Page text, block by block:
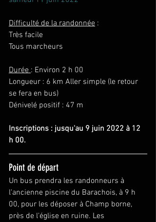
Difficulté de la randonnée :
Très facile
Tous marcheurs
Durée : Environ 2 h 00
Longueur : 6 km Aller simple (le retour
se fera en bus)
Dénivelé positif : 47 m
Inscriptions : jusqu'au 9 juin 2022 à 12
h 00.
Point de départ
Un bus prendra les randonneurs à
l'ancienne piscine du Barachois, à 9 h
00, pour les déposer à Champ borne,
près de l'église en ruine. Les